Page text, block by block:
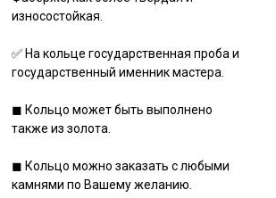
износостойкая.
✅ На кольце государственная проба и
государственный именник мастера.
◼ Кольцо может быть выполнено
также из золота.
◼ Кольцо можно заказать с любыми
камнями по Вашему желанию.